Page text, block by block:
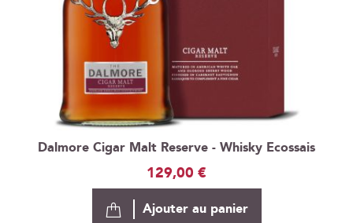
Dalmore Cigar Malt Reserve - Whisky Ecossais
129,00 €
Ajouter au panier